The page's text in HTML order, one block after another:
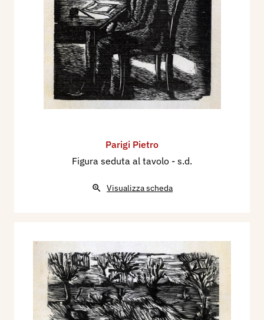
Parigi Pietro
Figura seduta al tavolo - s.d.
Visualizza scheda